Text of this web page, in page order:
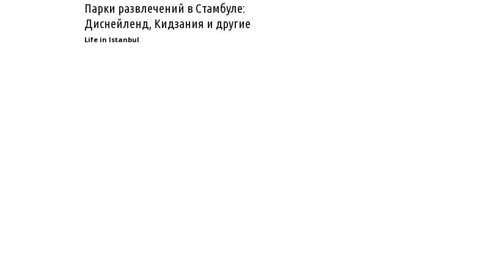
Парки развлечений в Стамбуле:
Диснейленд, Кидзания и другие
Life in Istanbul